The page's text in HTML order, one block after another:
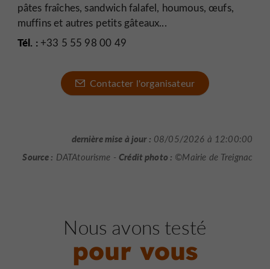
pâtes fraîches, sandwich falafel, houmous, œufs,
muffins et autres petits gâteaux...
Tél. :+33 5 55 98 00 49
Contacter l'organisateur
dernière mise à jour : 08/05/2026 à 12:00:00
Source : DATAtourisme -Crédit photo : ©Mairie de Treignac
Nous avons testé
pour vous